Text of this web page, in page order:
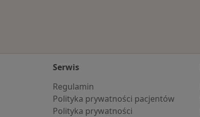
Serwis
Regulamin
Polityka prywatności pacjentów
Polityka prywatności